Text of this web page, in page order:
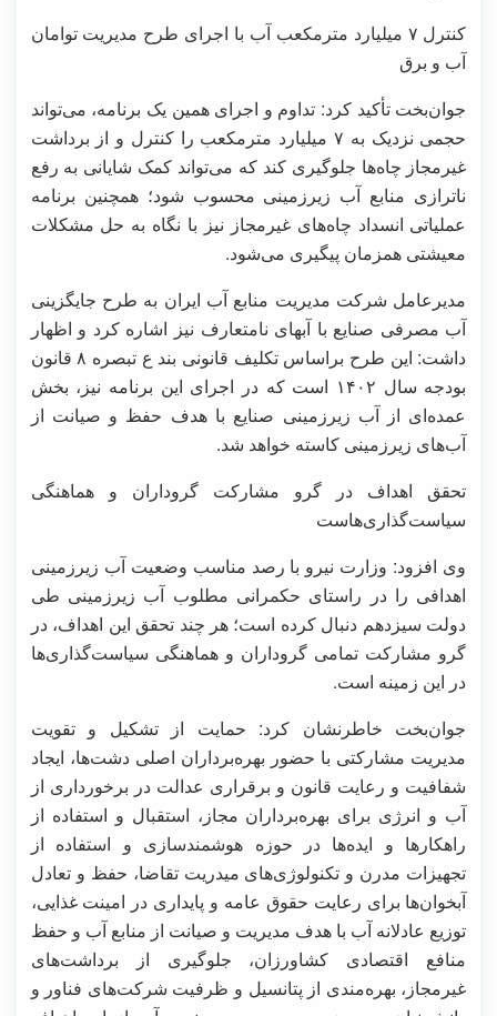
کنترل ۷ میلیارد مترمکعب آب با اجرای طرح مدیریت توامان
آب و برق
جوان‌بخت تأکید کرد: تداوم و اجرای همین یک برنامه، می‌تواند
حجمی نزدیک به ۷ میلیارد مترمکعب را کنترل و از برداشت
غیرمجاز چاه‌ها جلوگیری کند که می‌تواند کمک شایانی به رفع
ناترازی منابع آب زیرزمینی محسوب شود؛ همچنین برنامه
عملیاتی انسداد چاه‌های غیرمجاز نیز با نگاه به حل مشکلات
معیشتی همزمان پیگیری می‌شود.
مدیرعامل شرکت مدیریت منابع آب ایران به طرح جایگزینی
آب مصرفی صنایع با آبهای نامتعارف نیز اشاره کرد و اظهار
داشت: این طرح براساس تکلیف قانونی بند ع تبصره ۸ قانون
بودجه سال ۱۴۰۲ است که در اجرای این برنامه نیز، بخش
عمده‌ای از آب زیرزمینی صنایع با هدف حفظ و صیانت از
آب‌های زیرزمینی کاسته خواهد شد.
تحقق اهداف در گرو مشارکت گروداران و هماهنگی
سیاست‌گذاری‌هاست
وی افزود: وزارت نیرو با رصد مناسب وضعیت آب زیرزمینی
اهدافی را در راستای حکمرانی مطلوب آب زیرزمینی طی
دولت سیزدهم دنبال کرده است؛ هر چند تحقق این اهداف، در
گرو مشارکت تمامی گروداران و هماهنگی سیاست‌گذاری‌ها
در این زمینه است.
جوان‌بخت خاطرنشان کرد: حمایت از تشکیل و تقویت
مدیریت مشارکتی با حضور بهره‌برداران اصلی دشت‌ها، ایجاد
شفافیت و رعایت قانون و برقراری عدالت در برخورداری از
آب و انرژی برای بهره‌برداران مجاز، استقبال و استفاده از
راهکارها و ایده‌ها در حوزه هوشمندسازی و استفاده از
تجهیزات مدرن و تکنولوژی‌های میدریت تقاضا، حفظ و تعادل
آبخوان‌ها برای رعایت حقوق عامه و پایداری در امینت غذایی،
توزیع عادلانه آب با هدف مدیریت و صیانت از منابع آب و حفظ
منافع اقتصادی کشاورزان، جلوگیری از برداشت‌های
غیرمجاز، بهره‌مندی از پتانسیل و ظرفیت شرکت‌های فناور و